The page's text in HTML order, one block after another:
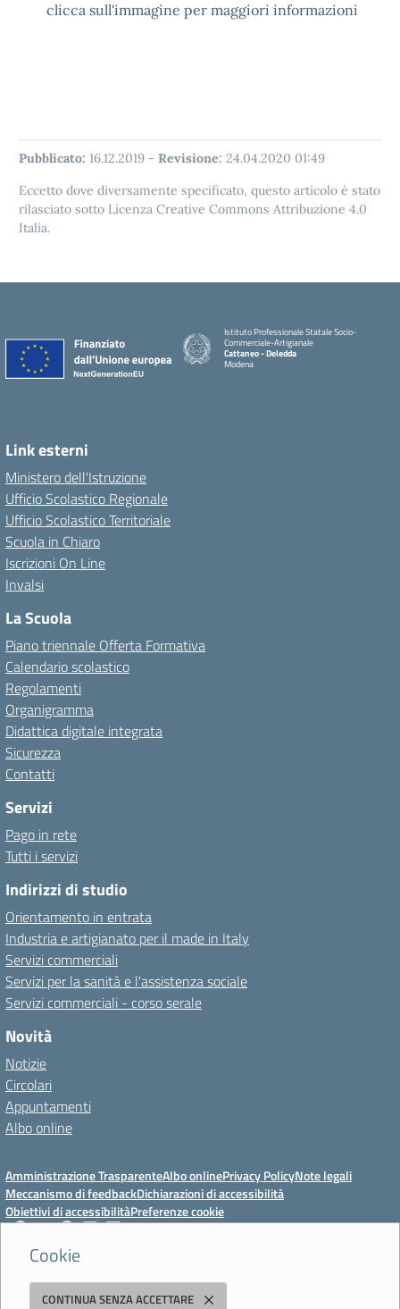
Cookie
CONTINUA SENZA ACCETTARE
clicca sull'immagine per maggiori informazioni
Pubblicato: 16.12.2019 - Revisione: 24.04.2020 01:49
Eccetto dove diversamente specificato, questo articolo è stato
rilasciato sotto Licenza Creative Commons Attribuzione 4.0
Italia.
Istituto Professionale Statale Socio-
Commerciale-Artigianale
Cattaneo - Deledda
Modena
Link esterni
Ministero dell'Istruzione
Ufficio Scolastico Regionale
Ufficio Scolastico Territoriale
Scuola in Chiaro
Iscrizioni On Line
Invalsi
La Scuola
Piano triennale Offerta Formativa
Calendario scolastico
Regolamenti
Organigramma
Didattica digitale integrata
Sicurezza
Contatti
Servizi
Pago in rete
Tutti i servizi
Indirizzi di studio
Orientamento in entrata
Industria e artigianato per il made in Italy
Servizi commerciali
Servizi per la sanità e l'assistenza sociale
Servizi commerciali - corso serale
Novità
Notizie
Circolari
Appuntamenti
Albo online
Amministrazione TrasparenteAlbo onlinePrivacy PolicyNote legali
Meccanismo di feedbackDichiarazioni di accessibilità
Obiettivi di accessibilitàPreferenze cookie
Istituto Professionale Statale Socio-Commerciale-Artigianale "Cattaneo -
Deledda"